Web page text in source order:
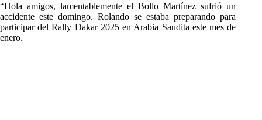
“Hola amigos, lamentablemente el Bollo Martínez sufrió un
accidente este domingo. Rolando se estaba preparando para
participar del Rally Dakar 2025 en Arabia Saudita este mes de
enero.